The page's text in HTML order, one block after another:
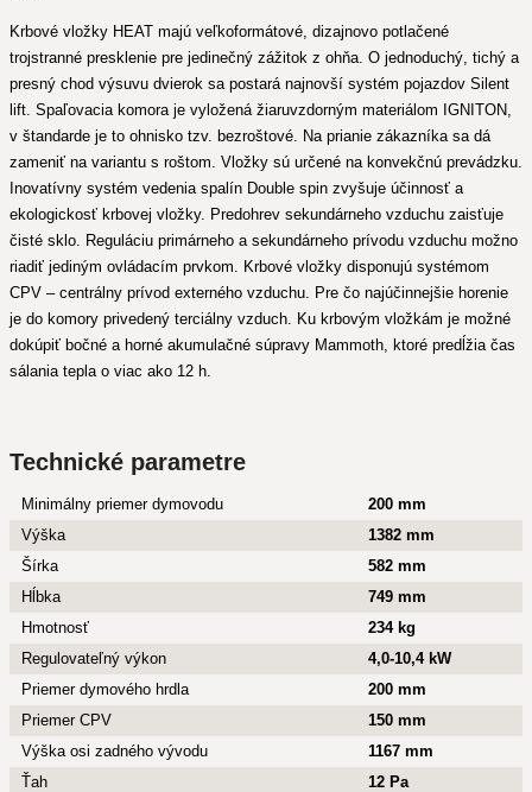
Krbové vložky HEAT majú veľkoformátové, dizajnovo potlačené
trojstranné presklenie pre jedinečný zážitok z ohňa. O jednoduchý, tichý a
presný chod výsuvu dvierok sa postará najnovší systém pojazdov Silent
lift. Spaľovacia komora je vyložená žiaruvzdorným materiálom IGNITON,
v štandarde je to ohnisko tzv. bezroštové. Na prianie zákazníka sa dá
zameniť na variantu s roštom. Vložky sú určené na konvekčnú prevádzku.
Inovatívny systém vedenia spalín Double spin zvyšuje účinnosť a
ekologickosť krbovej vložky. Predohrev sekundárneho vzduchu zaisťuje
čisté sklo. Reguláciu primárneho a sekundárneho prívodu vzduchu možno
riadiť jediným ovládacím prvkom. Krbové vložky disponujú systémom
CPV – centrálny prívod externého vzduchu. Pre čo najúčinnejšie horenie
je do komory privedený terciálny vzduch. Ku krbovým vložkám je možné
dokúpiť bočné a horné akumulačné súpravy Mammoth, ktoré predĺžia čas
sálania tepla o viac ako 12 h.
Technické parametre
Minimálny priemer dymovodu
200 mm
Výška
1382 mm
Šírka
582 mm
Hĺbka
749 mm
Hmotnosť
234 kg
Regulovateľný výkon
4,0-10,4 kW
Priemer dymového hrdla
200 mm
Priemer CPV
150 mm
Výška osi zadného vývodu
1167 mm
Ťah
12 Pa